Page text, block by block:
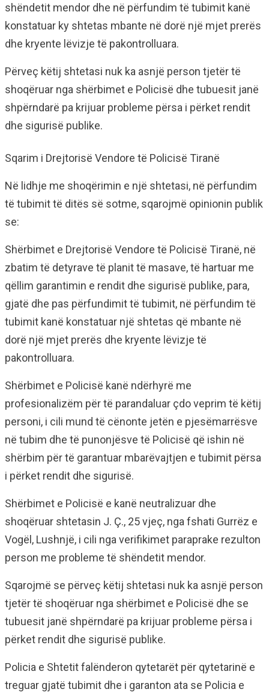
shëndetit mendor dhe në përfundim të tubimit kanë
konstatuar ky shtetas mbante në dorë një mjet prerës
dhe kryente lëvizje të pakontrolluara.
Përveç këtij shtetasi nuk ka asnjë person tjetër të
shoqëruar nga shërbimet e Policisë dhe tubuesit janë
shpërndarë pa krijuar probleme përsa i përket rendit
dhe sigurisë publike.
Sqarim i Drejtorisë Vendore të Policisë Tiranë
Në lidhje me shoqërimin e një shtetasi, në përfundim
të tubimit të ditës së sotme, sqarojmë opinionin publik
se:
Shërbimet e Drejtorisë Vendore të Policisë Tiranë, në
zbatim të detyrave të planit të masave, të hartuar me
qëllim garantimin e rendit dhe sigurisë publike, para,
gjatë dhe pas përfundimit të tubimit, në përfundim të
tubimit kanë konstatuar një shtetas që mbante në
dorë një mjet prerës dhe kryente lëvizje të
pakontrolluara.
Shërbimet e Policisë kanë ndërhyrë me
profesionalizëm për të parandaluar çdo veprim të këtij
personi, i cili mund të cënonte jetën e pjesëmarrësve
në tubim dhe të punonjësve të Policisë që ishin në
shërbim për të garantuar mbarëvajtjen e tubimit përsa
i përket rendit dhe sigurisë.
Shërbimet e Policisë e kanë neutralizuar dhe
shoqëruar shtetasin J. Ç., 25 vjeç, nga fshati Gurrëz e
Vogël, Lushnjë, i cili nga verifikimet paraprake rezulton
person me probleme të shëndetit mendor.
Sqarojmë se përveç këtij shtetasi nuk ka asnjë person
tjetër të shoqëruar nga shërbimet e Policisë dhe se
tubuesit janë shpërndarë pa krijuar probleme përsa i
përket rendit dhe sigurisë publike.
Policia e Shtetit falënderon qytetarët për qytetarinë e
treguar gjatë tubimit dhe i garanton ata se Policia e